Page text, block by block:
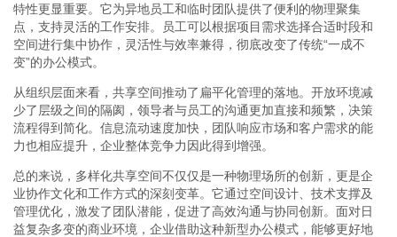
特性更显重要。它为异地员工和临时团队提供了便利的物理聚集
点，支持灵活的工作安排。员工可以根据项目需求选择合适时段和
空间进行集中协作，灵活性与效率兼得，彻底改变了传统“一成不
变”的办公模式。
从组织层面来看，共享空间推动了扁平化管理的落地。开放环境减
少了层级之间的隔阂，领导者与员工的沟通更加直接和频繁，决策
流程得到简化。信息流动速度加快，团队响应市场和客户需求的能
力也相应提升，企业整体竞争力因此得到增强。
总的来说，多样化共享空间不仅仅是一种物理场所的创新，更是企
业协作文化和工作方式的深刻变革。它通过空间设计、技术支撑及
管理优化，激发了团队潜能，促进了高效沟通与协同创新。面对日
益复杂多变的商业环境，企业借助这种新型办公模式，能够更好地